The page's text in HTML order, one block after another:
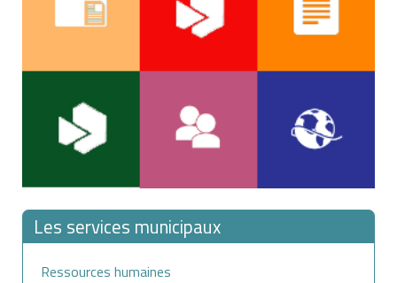
Les services municipaux
Ressources humaines